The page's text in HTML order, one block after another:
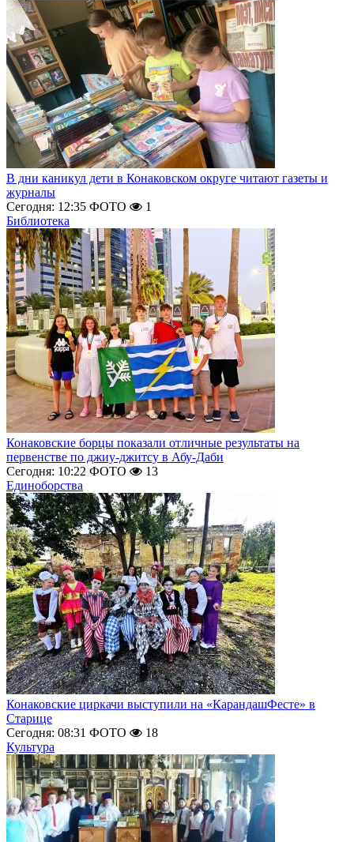
В дни каникул дети в Конаковском округе читают газеты и
журналы
Сегодня: 12:35 ФОТО
1
Библиотека
Конаковские борцы показали отличные результаты на
первенстве по джиу-джитсу в Абу-Даби
Сегодня: 10:22 ФОТО
13
Единоборства
Конаковские циркачи выступили на «КарандашФесте» в
Старице
Сегодня: 08:31 ФОТО
18
Культура